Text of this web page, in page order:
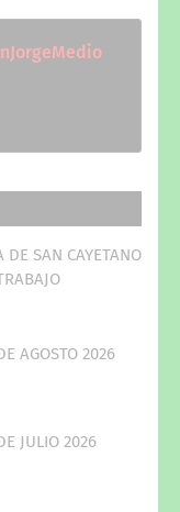
DE SAN CAYETANO
AGOSTO 2026
JULIO 2026